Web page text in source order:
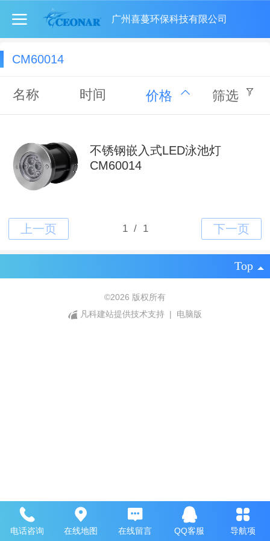
广州喜蔓环保科技有限公司
CM60014
名称 时间 价格 筛选
不锈钢嵌入式LED泳池灯
CM60014
Top
©2026 版权所有
凡科建站提供技术支持
| 电脑版
电话咨询 在线地图 在线留言 QQ客服 导航项